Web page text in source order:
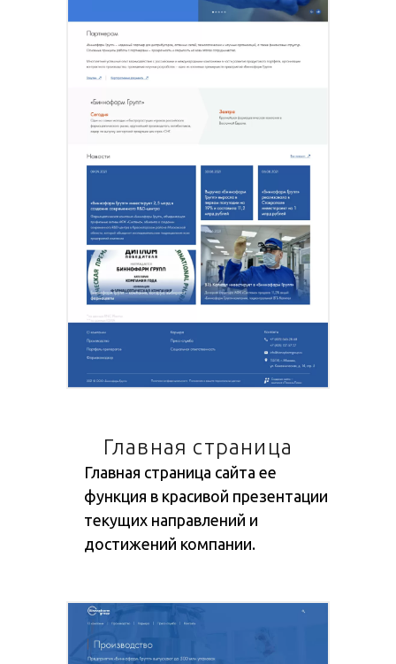
Главная страница
Главная страница сайта ее
функция в красивой презентации
текущих направлений и
достижений компании.